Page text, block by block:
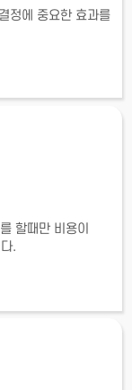
정에 중요한 효과를
할때만 비용이
.